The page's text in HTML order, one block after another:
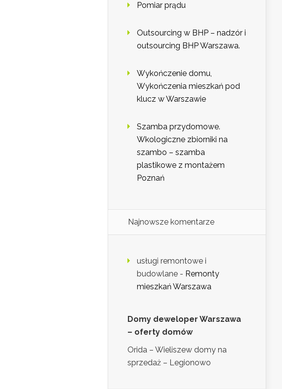
Pomiar prądu
Outsourcing w BHP – nadzór i
outsourcing BHP Warszawa.
Wykończenie domu,
Wykończenia mieszkań pod
klucz w Warszawie
Szamba przydomowe.
Wkologiczne zbiorniki na
szambo – szamba
plastikowe z montażem
Poznań
Najnowsze komentarze
usługi remontowe i
budowlane - Remonty
mieszkań Warszawa
Domy deweloper Warszawa
– oferty domów
Orida – Wieliszew domy na
sprzedaż – Legionowo